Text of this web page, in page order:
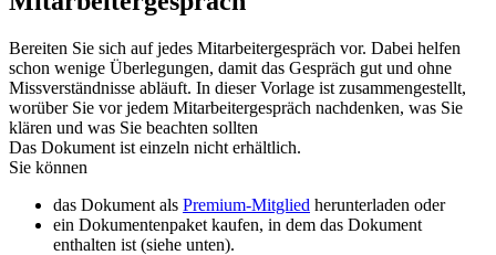
Bereiten Sie sich auf jedes Mitarbeitergespräch vor. Dabei helfen
schon wenige Überlegungen, damit das Gespräch gut und ohne
Missverständnisse abläuft. In dieser Vorlage ist zusammengestellt,
worüber Sie vor jedem Mitarbeitergespräch nachdenken, was Sie
klären und was Sie beachten sollten
Das Dokument ist einzeln nicht erhältlich.
Sie können
das Dokument als Premium-Mitglied herunterladen oder
ein Dokumentenpaket kaufen, in dem das Dokument
enthalten ist (siehe unten).